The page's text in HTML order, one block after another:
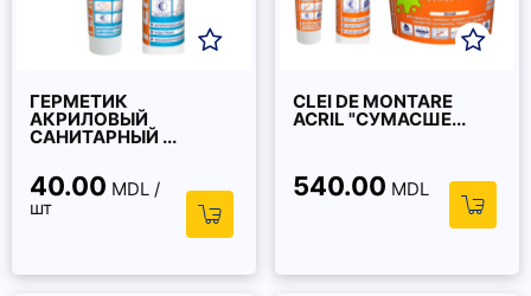
ГЕРМЕТИК
АКРИЛОВЫЙ
САНИТАРНЫЙ ...
40.00 MDL /
шт
CLEI DE MONTARE
ACRIL "СУМАСШЕ...
540.00 MDL